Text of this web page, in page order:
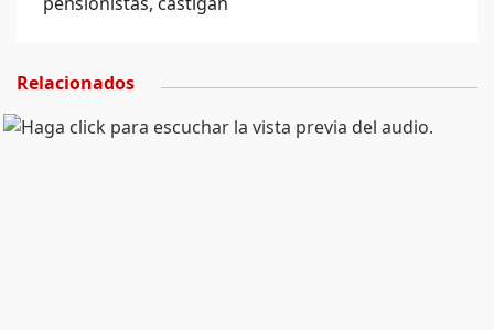
Relacionados